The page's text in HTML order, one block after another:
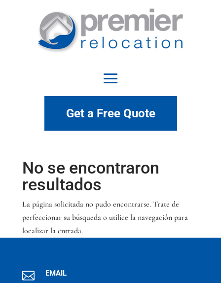
Get a Free Quote
No se encontraron
resultados
La página solicitada no pudo encontrarse. Trate de
perfeccionar su búsqueda o utilice la navegación para
localizar la entrada.
 EMAIL